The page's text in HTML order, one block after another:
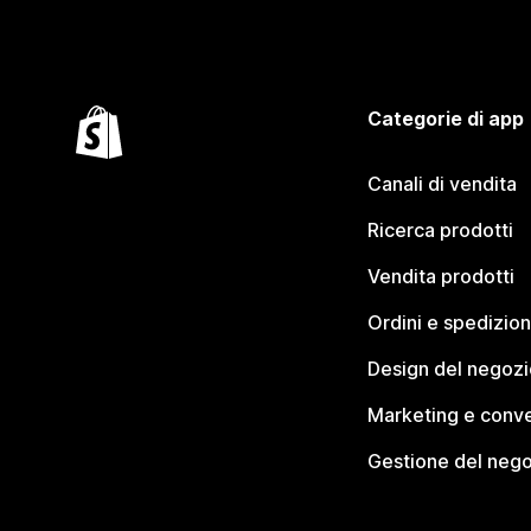
Categorie di app
Canali di vendita
Ricerca prodotti
Vendita prodotti
Ordini e
Design del
Marketing e
Gestione del